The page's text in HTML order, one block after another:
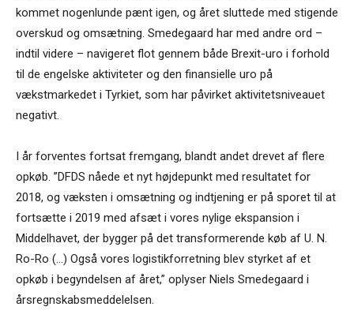
kommet nogenlunde pænt igen, og året sluttede med stigende
overskud og omsætning. Smedegaard har med andre ord –
indtil videre – navigeret flot gennem både Brexit-uro i forhold
til de engelske aktiviteter og den finansielle uro på
vækstmarkedet i Tyrkiet, som har påvirket aktivitetsniveauet
negativt.
I år forventes fortsat fremgang, blandt andet drevet af flere
opkøb. ”DFDS nåede et nyt højdepunkt med resultatet for
2018, og væksten i omsætning og indtjening er på sporet til at
fortsætte i 2019 med afsæt i vores nylige ekspansion i
Middelhavet, der bygger på det transformerende køb af U. N.
Ro-Ro (…) Også vores logistikforretning blev styrket af et
opkøb i begyndelsen af året,” oplyser Niels Smedegaard i
årsregnskabsmeddelelsen.